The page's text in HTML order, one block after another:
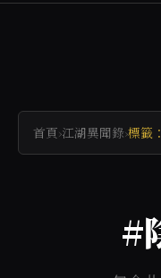
首頁›江湖異聞錄›標籤
#